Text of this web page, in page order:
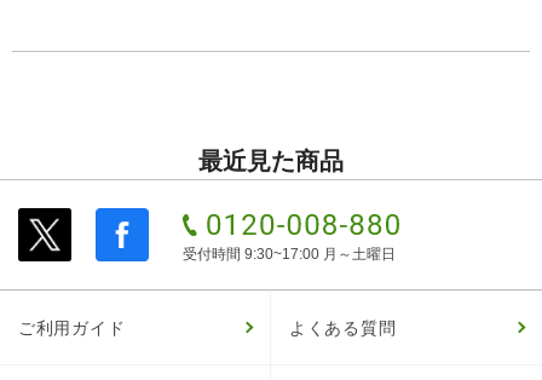
最近見た商品
受付時間 9:30~17:00 月～土曜日
ご利用ガイド よくある質問